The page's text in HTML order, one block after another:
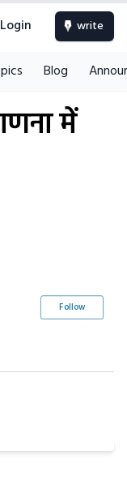
Login write
Blog
में
Follow